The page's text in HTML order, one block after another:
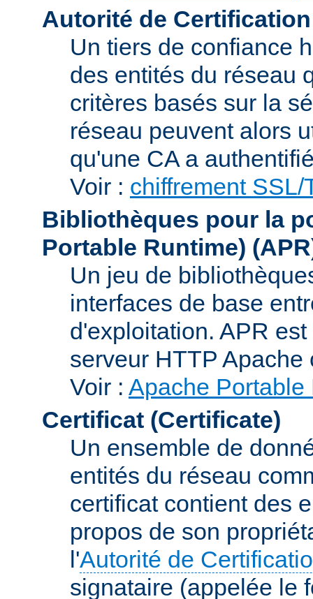
Autorité de
Un tiers de confiance
des entités du réseau
critères basés sur la
réseau peuvent alors
qu'une CA a
Voir : chiffrement SSL/
Bibliothèques pour la
Portable Runtime)
Un jeu de
interfaces de base
d'exploitation. APR
serveur HTTP
Voir : Apache
Certificat (Certificate)
Un ensemble de
entités du réseau
certificat contient des
propos de son
l'Autorité de
signataire (appelée le